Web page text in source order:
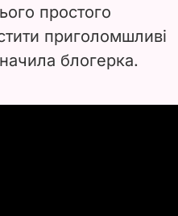
простого
приголомшливі
блогерка.